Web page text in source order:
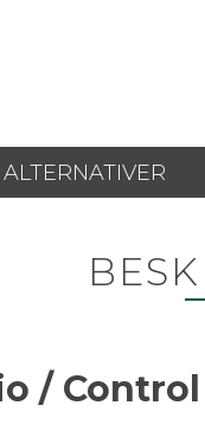
ALTERNATIVER
/